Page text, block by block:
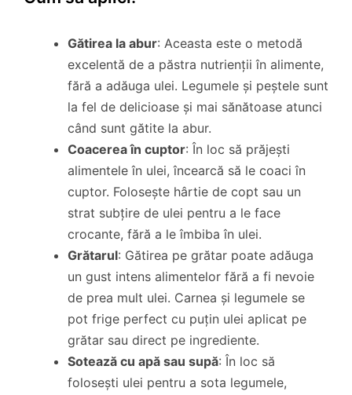
Gătirea la abur: Aceasta este o metodă
excelentă de a păstra nutrienții în alimente,
fără a adăuga ulei. Legumele și peștele sunt
la fel de delicioase și mai sănătoase atunci
când sunt gătite la abur.
Coacerea în cuptor: În loc să prăjești
alimentele în ulei, încearcă să le coaci în
cuptor. Folosește hârtie de copt sau un
strat subțire de ulei pentru a le face
crocante, fără a le îmbiba în ulei.
Grătarul: Gătirea pe grătar poate adăuga
un gust intens alimentelor fără a fi nevoie
de prea mult ulei. Carnea și legumele se
pot frige perfect cu puțin ulei aplicat pe
grătar sau direct pe ingrediente.
Sotează cu apă sau supă: În loc să
folosești ulei pentru a sota legumele,